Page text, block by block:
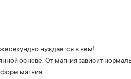
нуждается в нем!
основе. От магния зависит
магния.